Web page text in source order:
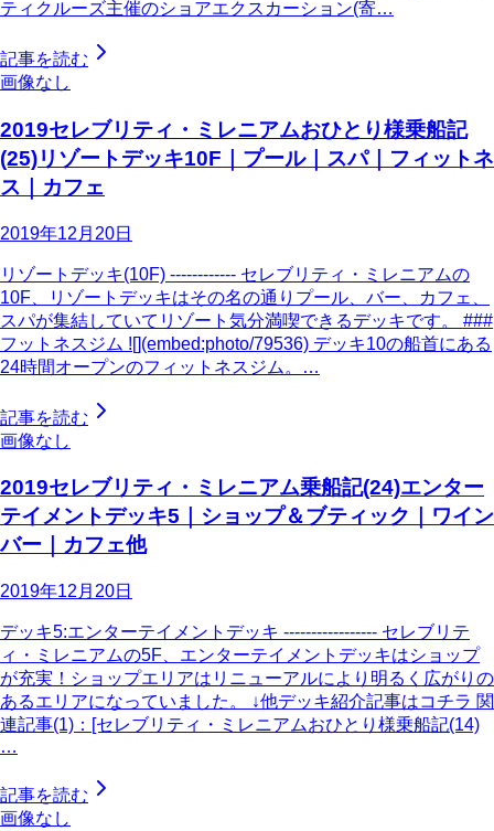
ティクルーズ主催のショアエクスカーション(寄…
記事を読む
画像なし
2019セレブリティ・ミレニアムおひとり様乗船記
(25)リゾートデッキ10F｜プール｜スパ｜フィットネ
ス｜カフェ
2019年12月20日
リゾートデッキ(10F) ------------ セレブリティ・ミレニアムの
10F、リゾートデッキはその名の通りプール、バー、カフェ、
スパが集結していてリゾート気分満喫できるデッキです。 ###
フットネスジム ![](embed:photo/79536) デッキ10の船首にある
24時間オープンのフィットネスジム。…
記事を読む
画像なし
2019セレブリティ・ミレニアム乗船記(24)エンター
テイメントデッキ5｜ショップ＆ブティック｜ワイン
バー｜カフェ他
2019年12月20日
デッキ5:エンターテイメントデッキ ----------------- セレブリテ
ィ・ミレニアムの5F、エンターテイメントデッキはショップ
が充実！ショップエリアはリニューアルにより明るく広がりの
あるエリアになっていました。 ↓他デッキ紹介記事はコチラ 関
連記事(1)：[セレブリティ・ミレニアムおひとり様乗船記(14)
…
記事を読む
画像なし